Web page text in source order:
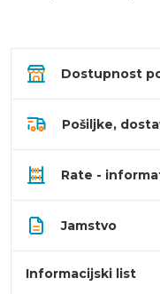
Dostupnost
Pošiljke,
Rate -
Jamstvo
Informacijski list